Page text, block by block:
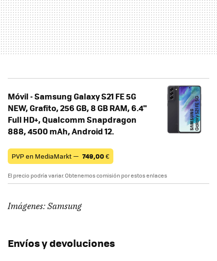
Móvil - Samsung Galaxy S21 FE 5G
NEW, Grafito, 256 GB, 8 GB RAM, 6.4"
Full HD+, Qualcomm Snapdragon
888, 4500 mAh, Android 12.
PVP en MediaMarkt — 749,00€
El precio podría variar. Obtenemos comisión por estos enlaces
Imágenes: Samsung
Envíos y devoluciones